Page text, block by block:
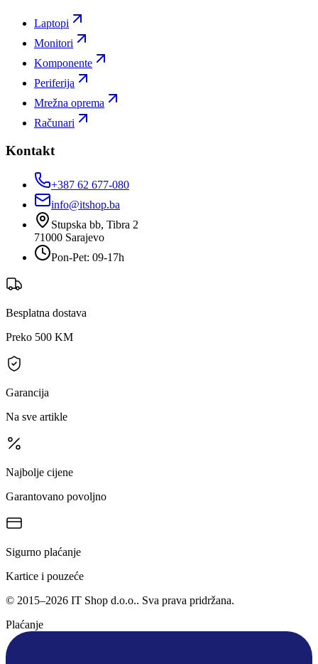
Laptopi
Monitori
Komponente
Periferija
Mrežna oprema
Računari
Kontakt
+387 62 677-080
info@itshop.ba
Stupska bb, Tibra 2
71000 Sarajevo
Pon-Pet: 09-17h
Besplatna dostava
Preko 500 KM
Garancija
Na sve artikle
Najbolje cijene
Garantovano povoljno
Sigurno plaćanje
Kartice i pouzeće
© 2015–2026 IT Shop d.o.o.. Sva prava pridržana.
Plaćanje